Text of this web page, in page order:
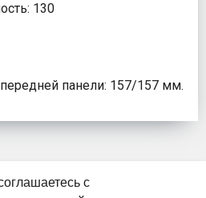
с
130
панели: 157/157 мм.